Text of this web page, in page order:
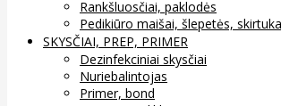
Rankšluosčiai, paklodės
Pedikiūro maišai, šlepetės,
SKYSČIAI, PREP, PRIMER
Dezinfekciniai skysčiai
Nuriebalintojas
Primer, bond